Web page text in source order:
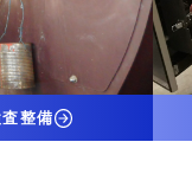
整備